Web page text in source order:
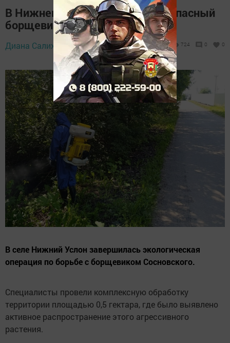
В Нижнем Услоне уничтожили опасный
борщевик
Диана Салихзанова, 18 июля 2025 - 14:00 724 0 0
В селе Нижний Услон завершилась экологическая
операция по борьбе с борщевиком Сосновского.
Специалисты провели комплексную обработку
территории площадью 0,5 гектара, где было выявлено
активное распространение этого агрессивного
растения.